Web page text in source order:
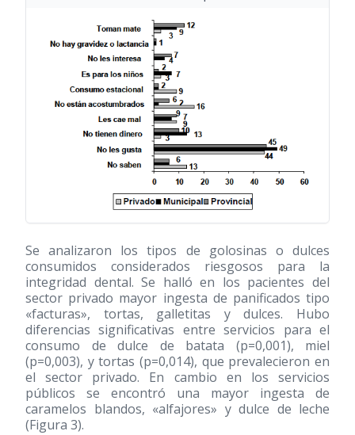
Se analizaron los tipos de golosinas o dulces
consumidos considerados riesgosos para la
integridad dental. Se halló en los pacientes del
sector privado mayor ingesta de panificados tipo
«facturas», tortas, galletitas y dulces. Hubo
diferencias significativas entre servicios para el
consumo de dulce de batata (p=0,001), miel
(p=0,003), y tortas (p=0,014), que prevalecieron en
el sector privado. En cambio en los servicios
públicos se encontró una mayor ingesta de
caramelos blandos, «alfajores» y dulce de leche
(Figura 3).